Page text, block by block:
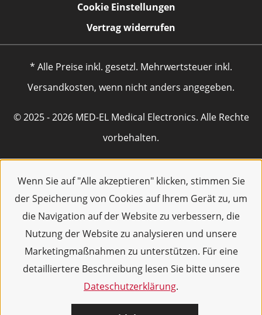
Wenn Sie auf "Alle akzeptieren" klicken, stimmen Sie
der Speicherung von Cookies auf Ihrem Gerät zu, um
die Navigation auf der Website zu verbessern, die
Nutzung der Website zu analysieren und unsere
Marketingmaßnahmen zu unterstützen. Für eine
detailliertere Beschreibung lesen Sie bitte unsere
Dateschutzerklärung.
Cookie Einstellungen
Vertrag widerrufen
* Alle Preise inkl. gesetzl. Mehrwertsteuer inkl.
Versandkosten, wenn nicht anders angegeben.
© 2025 - 2026 MED-EL Medical Electronics. Alle Rechte
vorbehalten.